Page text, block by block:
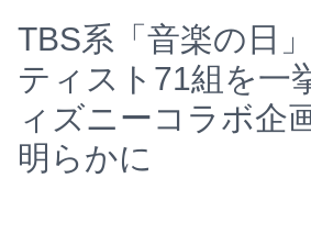
TBS系「音楽の日
ティスト71組を
ィズニーコラボ企
明らかに